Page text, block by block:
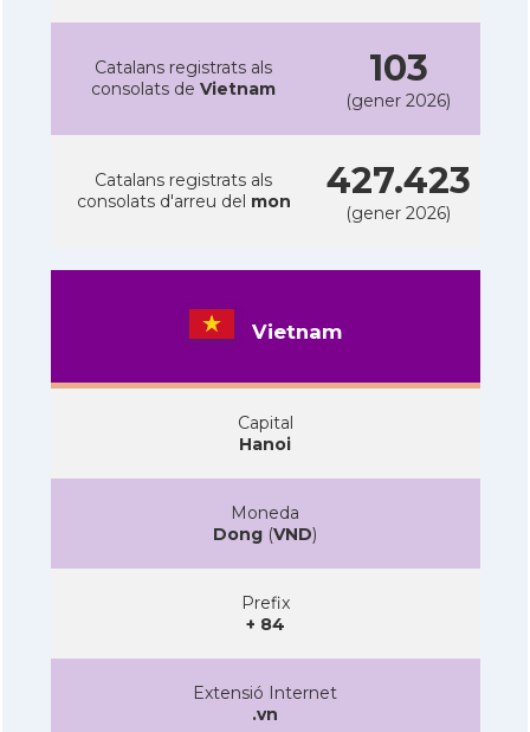
Catalans registrats als
consolats de Vietnam 103
(gener 2026)
Catalans registrats als
consolats d'arreu del mon 427.423
(gener 2026)
Vietnam
Capital
Hanoi
Moneda
Dong (VND)
Prefix
+ 84
Extensió Internet
.vn